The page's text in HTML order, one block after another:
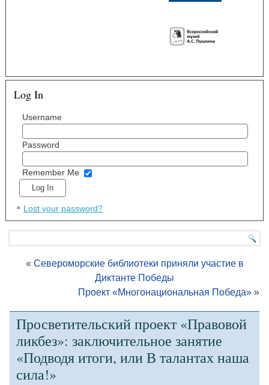
Log In
Username
Password
Remember Me
Lost your password?
« Североморские библиотеки приняли участие в
Диктанте Победы
Проект «Многонациональная Победа»»
Просветительский проект «Правовой
ликбез»: заключительное занятие
«Подводя итоги, или В талантах наша
сила!»